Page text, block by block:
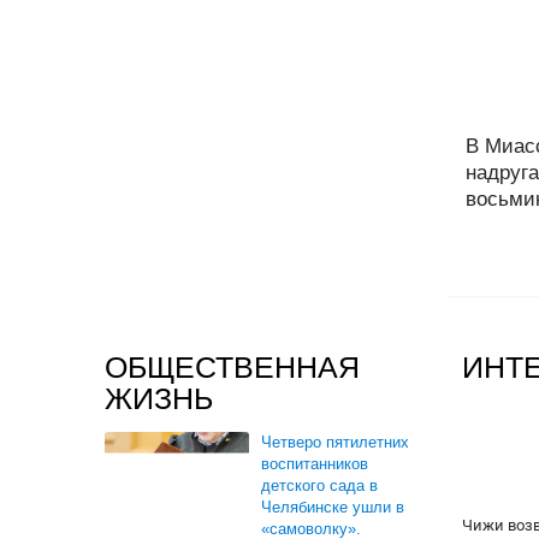
В
ОБЩЕСТВЕННАЯ
ЖИЗНЬ
Четверо пятилетних
воспитанников
детского сада в
Челябинске ушли в
«самоволку».
Чижи